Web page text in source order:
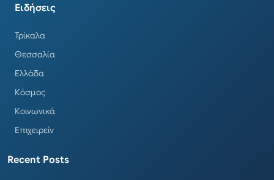
Ειδήσεις
Τρίκαλα
Θεσσαλία
Ελλάδα
Κόσμος
Κοινωνικά
Επιχειρείν
Recent Posts